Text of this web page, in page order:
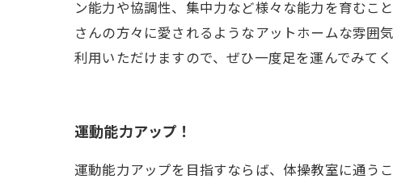
ン能力や協調性、集中力など様々な能力を育むこ
さんの方々に愛されるようなアットホームな雰囲
利用いただけますので、ぜひ一度足を運んでみて
運動能力アップ！
運動能力アップを目指すならば、体操教室に通う